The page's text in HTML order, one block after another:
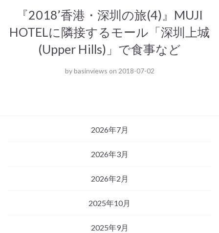
『2018’香港・深圳の旅(4)』MUJI
HOTELに隣接するモール「深圳上城
(Upper Hills)」で食事など
bybasinviews on 2018-07-02
2026年7月
2026年3月
2026年2月
2025年10月
2025年9月